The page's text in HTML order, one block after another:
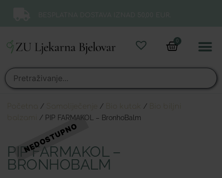
0
/ / /
/ PIP FARMAKOL – BronhoBalm
PIP FARMAKOL –
BRONHOBALM